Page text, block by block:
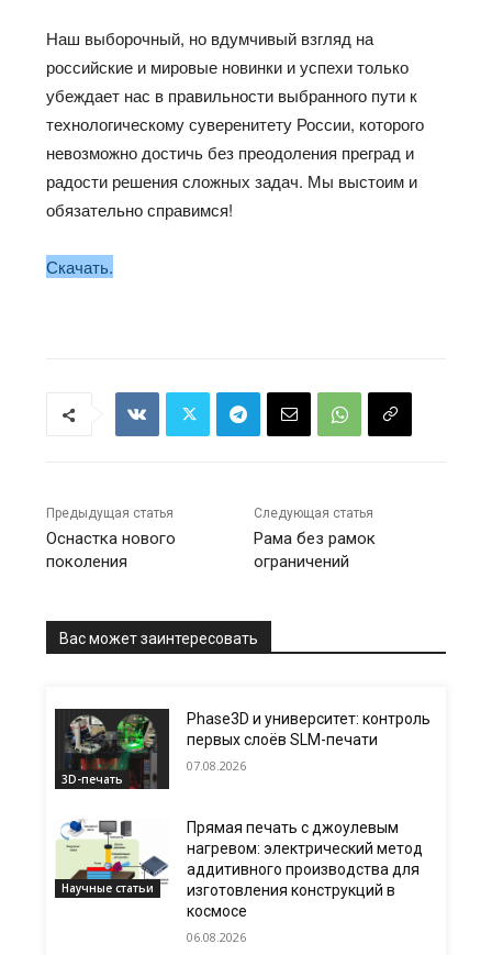
Наш выборочный, но вдумчивый взгляд на
российские и мировые новинки и успехи только
убеждает нас в правильности выбранного пути к
технологическому суверенитету России, которого
невозможно достичь без преодоления преград и
радости решения сложных задач. Мы выстоим и
обязательно справимся!
Скачать.
Предыдущая статья
Оснастка нового
поколения
Следующая статья
Рама без рамок
ограничений
Вас может заинтересовать
3D-печать
Phase3D и университет: контроль
первых слоёв SLM-печати
07.08.2026
Научные статьи
Прямая печать с джоулевым
нагревом: электрический метод
аддитивного производства для
изготовления конструкций в
космосе
06.08.2026